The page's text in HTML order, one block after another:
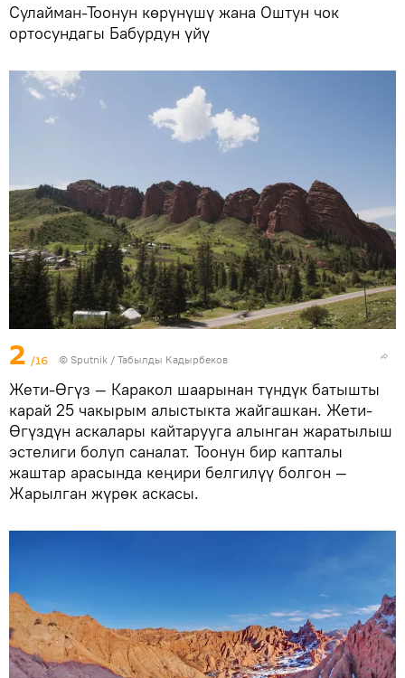
Сулайман-Тоонун көрүнүшү жана Оштун чок
ортосундагы Бабурдун үйү
2 /16 © Sputnik / Табылды Кадырбеков
Жети-Өгүз — Каракол шаарынан түндүк батышты
карай 25 чакырым алыстыкта жайгашкан. Жети-
Өгүздүн аскалары кайтарууга алынган жаратылыш
эстелиги болуп саналат. Тоонун бир капталы
жаштар арасында кеңири белгилүү болгон —
Жарылган жүрөк аскасы.